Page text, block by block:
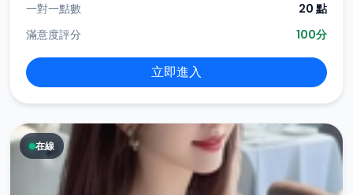
一對一點數
20 點
滿意度評分
100分
立即進入
在線